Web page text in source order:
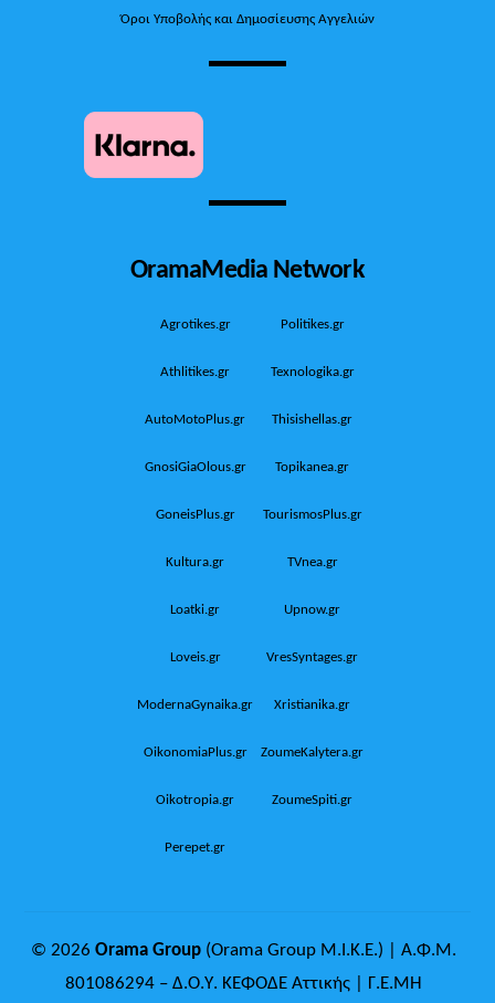
Όροι Υποβολής και Δημοσίευσης Αγγελιών
OramaMedia Network
Agrotikes.gr Politikes.gr
Athlitikes.gr Texnologika.gr
AutoMotoPlus.gr Thisishellas.gr
GnosiGiaOlous.gr Topikanea.gr
GoneisPlus.gr TourismosPlus.gr
Kultura.gr TVnea.gr
Loatki.gr Upnow.gr
Loveis.gr VresSyntages.gr
ModernaGynaika.gr Xristianika.gr
OikonomiaPlus.gr ZoumeKalytera.gr
Oikotropia.gr ZoumeSpiti.gr
Perepet.gr
© 2026Orama Group (Orama Group Μ.Ι.Κ.Ε.) | Α.Φ.Μ.
801086294 – Δ.Ο.Υ. ΚΕΦΟΔΕ Αττικής | Γ.Ε.ΜΗ